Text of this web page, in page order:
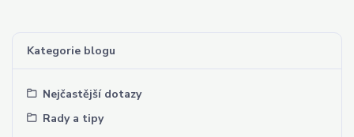
Kategorie blogu
Nejčastější dotazy
Rady a tipy